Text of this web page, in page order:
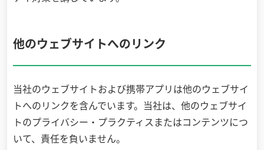
他のウェブサイトへのリンク
当社のウェブサイトおよび携帯アプリは他のウェブサイ
トへのリンクを含んでいます。当社は、他のウェブサイ
トのプライバシー・プラクティスまたはコンテンツにつ
いて、責任を負いません。